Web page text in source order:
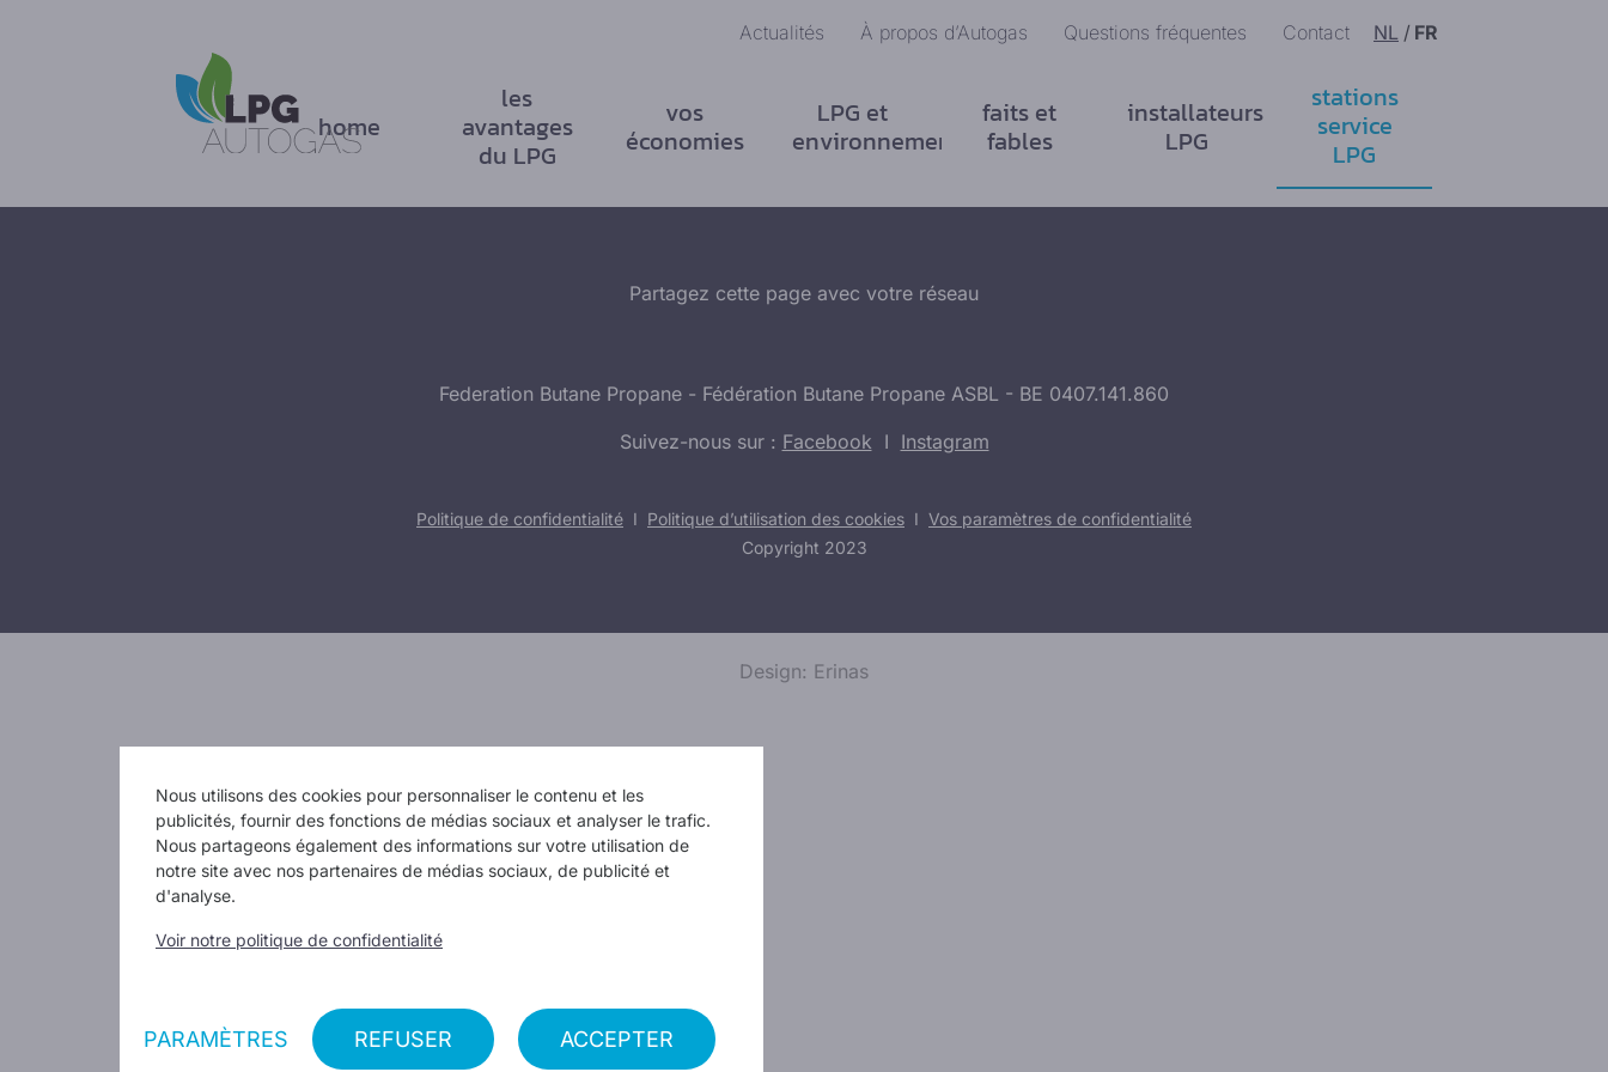
Actualités À propos d’Autogas Questions fréquentes Contact NL / FR
home
les
avantages
du LPG
vos
économies
LPG et
environnement
faits et
fables
installateurs
LPG
stations
service
LPG
Partagez cette page avec votre réseau
Federation Butane Propane - Fédération Butane Propane ASBL - BE 0407.141.860
Suivez-nous sur : Facebook I Instagram
Politique de confidentialité I Politique d’utilisation des cookies I Vos paramètres de confidentialité
Copyright 2023
Design: Erinas
Nous utilisons des cookies pour personnaliser le contenu et les
publicités, fournir des fonctions de médias sociaux et analyser le trafic.
Nous partageons également des informations sur votre utilisation de
notre site avec nos partenaires de médias sociaux, de publicité et
d'analyse.
Voir notre politique de confidentialité
PARAMÈTRES REFUSER ACCEPTER